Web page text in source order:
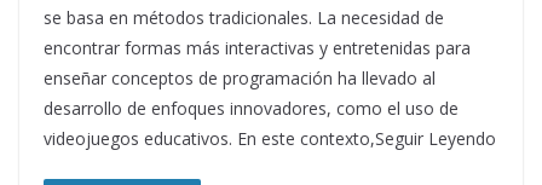
se basa en métodos tradicionales. La necesidad de
encontrar formas más interactivas y entretenidas para
enseñar conceptos de programación ha llevado al
desarrollo de enfoques innovadores, como el uso de
videojuegos educativos. En este contexto,Seguir Leyendo